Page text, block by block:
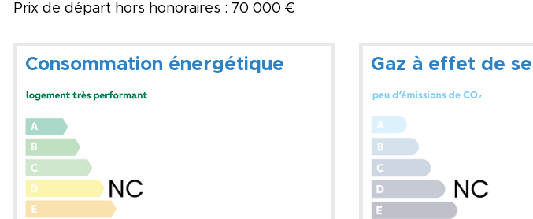
Prix de départ hors honoraires : 70 000 €
Consommation énergétique Gaz à effet de